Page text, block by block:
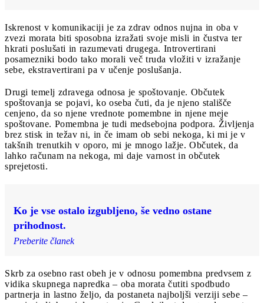
Iskrenost v komunikaciji je za zdrav odnos nujna in oba v
zvezi morata biti sposobna izražati svoje misli in čustva ter
hkrati poslušati in razumevati drugega. Introvertirani
posamezniki bodo tako morali več truda vložiti v izražanje
sebe, ekstravertirani pa v učenje poslušanja.
Drugi temelj zdravega odnosa je spoštovanje. Občutek
spoštovanja se pojavi, ko oseba čuti, da je njeno stališče
cenjeno, da so njene vrednote pomembne in njene meje
spoštovane. Pomembna je tudi medsebojna podpora. Življenja
brez stisk in težav ni, in če imam ob sebi nekoga, ki mi je v
takšnih trenutkih v oporo, mi je mnogo lažje. Občutek, da
lahko računam na nekoga, mi daje varnost in občutek
sprejetosti.
Ko je vse ostalo izgubljeno, še vedno ostane
prihodnost.
Preberite članek
Skrb za osebno rast obeh je v odnosu pomembna predvsem z
vidika skupnega napredka – oba morata čutiti spodbudo
partnerja in lastno željo, da postaneta najboljši verziji sebe –